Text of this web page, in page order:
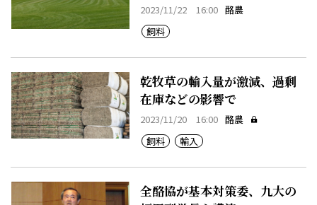
2023/11/22 16:00 酪農
飼料
乾牧草の輸入量が激減、過剰
在庫などの影響で
2023/11/20 16:00 酪農
飼料
輸入
全酪協が基本対策委、九大の